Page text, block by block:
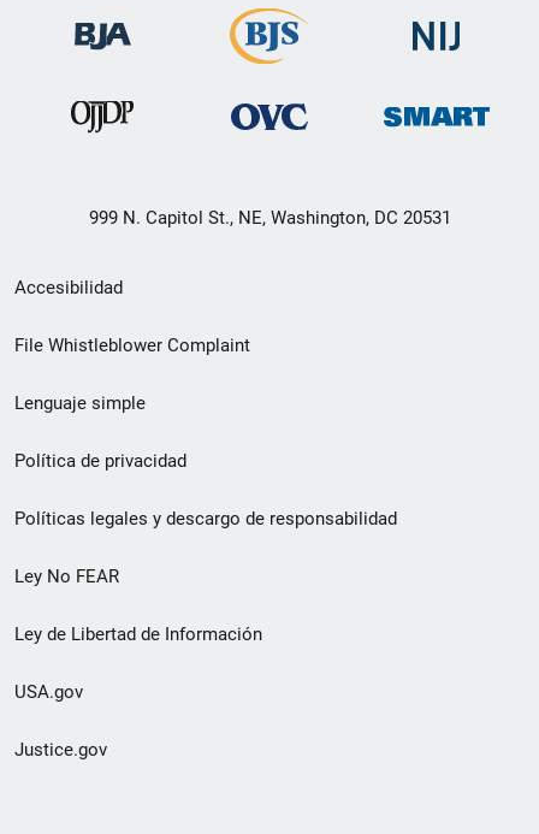
999 N. Capitol St., NE, Washington, DC 20531
Menú
de
de
pie
de
página
Accesibilidad
File Whistleblower Complaint
Lenguaje simple
Política de privacidad
Políticas legales y descargo de responsabilidad
Ley No FEAR
Ley de Libertad de Información
USA.gov
Justice.gov